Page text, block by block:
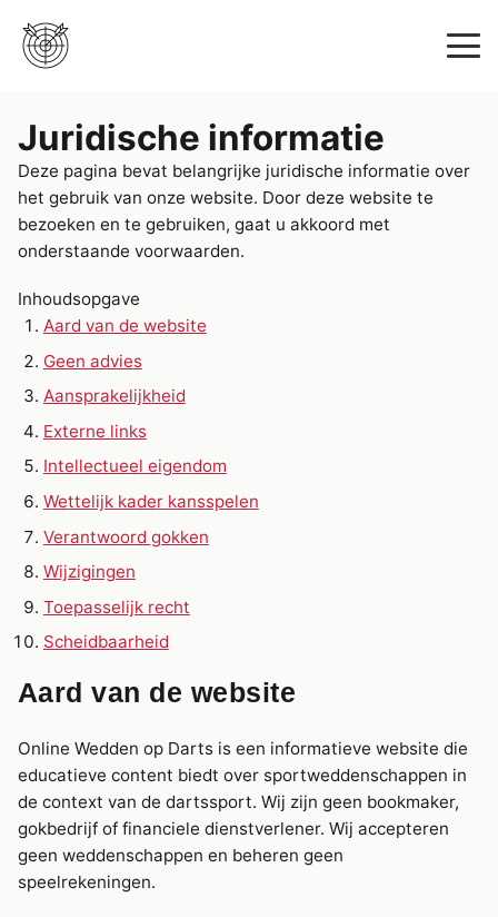
Juridische informatie
Deze pagina bevat belangrijke juridische informatie over
het gebruik van onze website. Door deze website te
bezoeken en te gebruiken, gaat u akkoord met
onderstaande voorwaarden.
Inhoudsopgave
Aard van de website
Geen advies
Aansprakelijkheid
Externe links
Intellectueel eigendom
Wettelijk kader kansspelen
Verantwoord gokken
Wijzigingen
Toepasselijk recht
Scheidbaarheid
Aard van de website
Online Wedden op Darts is een informatieve website die
educatieve content biedt over sportweddenschappen in
de context van de dartssport. Wij zijn geen bookmaker,
gokbedrijf of financiele dienstverlener. Wij accepteren
geen weddenschappen en beheren geen
speelrekeningen.